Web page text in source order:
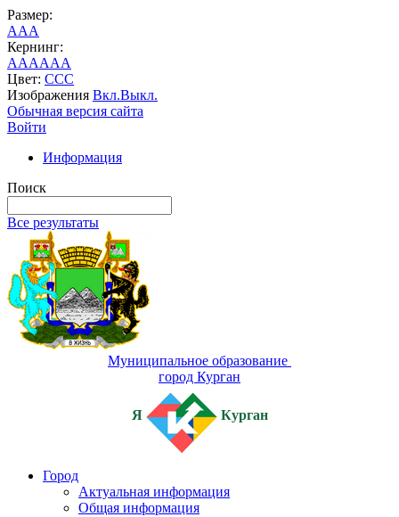
Размер:
AAA
Кернинг:
AAAAAA
Цвет: CCC
Изображения Вкл.Выкл.
Обычная версия сайта
Войти
Информация
Поиск
Все результаты
Муниципальное образование
город Курган
Я Курган
Город
Актуальная информация
Общая информация